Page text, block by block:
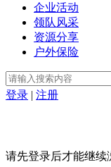
企业活动
领队风采
资源分享
户外保险
登录 | 注册
请先登录后才能继续